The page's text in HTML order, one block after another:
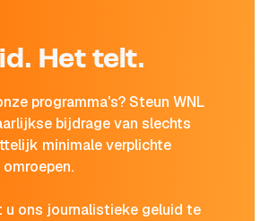
Het telt.
programma's? Steun WNL
bijdrage van slechts
minimale verplichte
u ons journalistieke geluid te